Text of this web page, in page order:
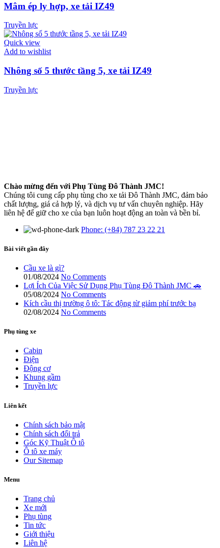
Mâm ép ly hợp, xe tải IZ49
Truyền lực
Quick view
Add to wishlist
Nhông số 5 thước tầng 5, xe tải IZ49
Truyền lực
Chào mừng đến với Phụ Tùng Đô Thành JMC!
Chúng tôi cung cấp phụ tùng cho xe tải Đô Thành JMC, đảm bảo
chất lượng, giá cả hợp lý, và dịch vụ tư vấn chuyên nghiệp. Hãy
liên hệ để giữ cho xe của bạn luôn hoạt động an toàn và bền bỉ.
Phone: (+84) 787 23 22 21
Bài viết gần đây
Cầu xe là gì?
01/08/2024 No Comments
Lợi Ích Của Việc Sử Dụng Phụ Tùng Đô Thành JMC 🚗
05/08/2024 No Comments
Kích cầu thị trường ô tô: Tác động từ giảm phí trước bạ
02/08/2024 No Comments
Phụ tùng xe
Cabin
Điện
Động cơ
Khung gầm
Truyền lực
Liên kết
Chính sách bảo mật
Chính sách đổi trả
Góc Kỹ Thuật Ô tô
Ô tô xe máy
Our Sitemap
Menu
Trang chủ
Xe mới
Phụ tùng
Tin tức
Giới thiệu
Liên hệ